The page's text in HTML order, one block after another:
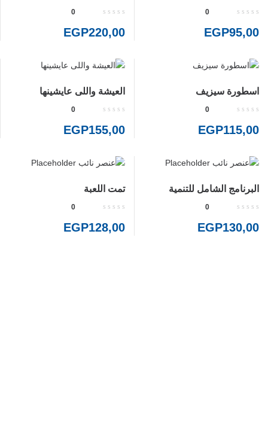
0
EGP95,00
0
EGP220,00
اسطورة سيزيف
0
EGP115,00
العيشة واللى عايشينها
0
EGP155,00
البرنامج الشامل للتنمية
البشرية
0
EGP130,00
تمت اللعبة
0
EGP128,00